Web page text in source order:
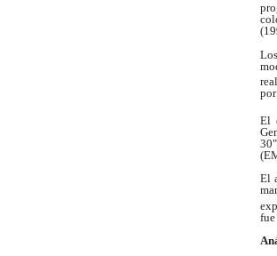
El
El